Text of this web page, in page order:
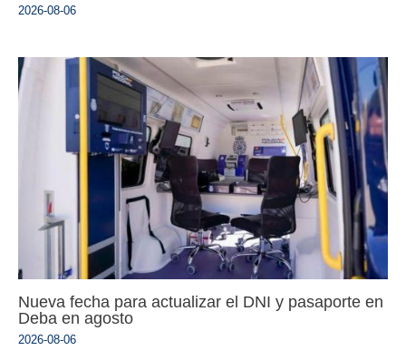
2026-08-06
Nueva fecha para actualizar el DNI y pasaporte en
Deba en agosto
2026-08-06